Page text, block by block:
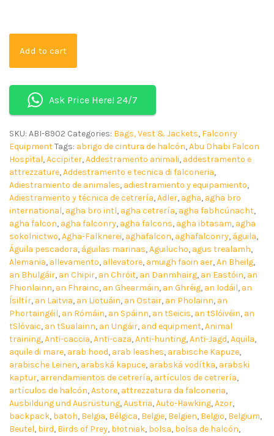
Add to cart
Ask Price Here! 24/7
SKU: ABI-8902 Categories: Bags, Vest & Jackets, Falconry
EquipmentTags: abrigo de cintura de halcón,Abu Dhabi Falcon
Hospital,Accipiter,Addestramento animali, addestramento e
attrezzature,Addestramento e tecnica di falconeria,
Adiestramiento de animales, adiestramiento y equipamiento,
Adiestramiento y técnica de cetrería,Adler, agha, agha bro
international, agha bro intl, agha cetrería, agha fabhcúnacht,
agha falcon, agha falconry, agha falcons, agha ibtasam, agha
sokolnictwo,Agha-Falknerei, aghafalcon, aghafalconry, águila,
Águila pescadora, águilas marinas,Aguilucho, agus trealamh,
Alemania, allevamento, allevatore, amuigh faoin aer,An Bheilg,
an Bhulgáir, an Chipir, an Chróit, an Danmhairg, an Eastóin, an
Fhionlainn, an Fhrainc, an Ghearmáin, an Ghréig, an Iodáil, an
Ísiltír, an Laitvia, an Liotuáin, an Ostair, an Pholainn, an
Phortaingéil, an Rómáin, an Spáinn, an tSeicis, an tSlóivéin, an
tSlóvaic, an tSualainn, an Ungáir, and equipment,Animal
training,Anti-caccia,Anti-caza,Anti-hunting,Anti-Jagd,Aquila,
aquile di mare, arab hood, arab leashes, arabische Kapuze,
arabische Leinen, arabská kapuce, arabská vodítka, arabski
kaptur, arrendamientos de cetrería, artículos de cetrería,
artículos de halcón,Astore, attrezzatura da falconeria,
Ausbildung und Ausrüstung,Austria,Auto-Hawking,Azor,
backpack, batoh, Belgia, Bélgica, Belgie, Belgien, Belgio, Belgium,
Beutel, bird, Birds of Prey, błotniak, bolsa, bolsa de halcón,